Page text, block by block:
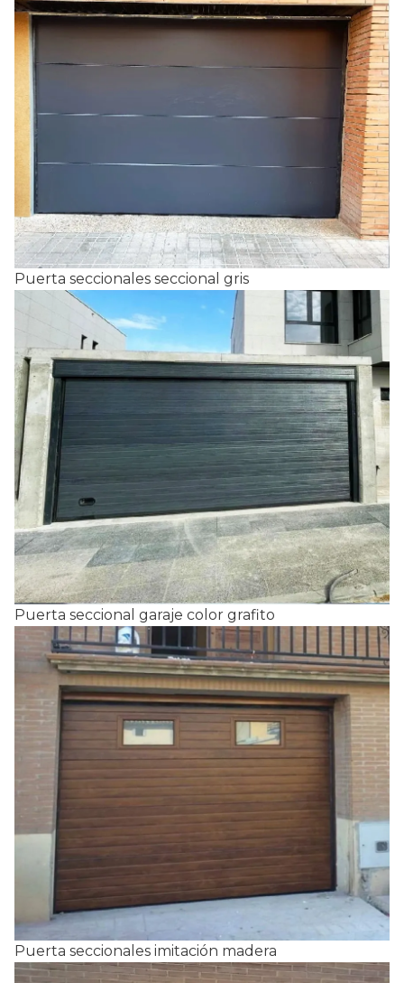
Puerta seccionales seccional gris
Puerta seccional garaje color grafito
Puerta seccionales imitación madera